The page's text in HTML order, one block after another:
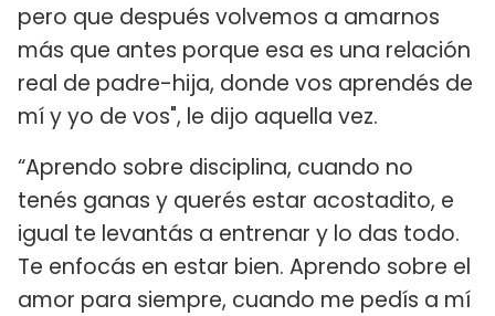
pero que después volvemos a amarnos
más que antes porque esa es una relación
real de padre-hija, donde vos aprendés de
mí y yo de vos", le dijo aquella vez.
“Aprendo sobre disciplina, cuando no
tenés ganas y querés estar acostadito, e
igual te levantás a entrenar y lo das todo.
Te enfocás en estar bien. Aprendo sobre el
amor para siempre, cuando me pedís a mí